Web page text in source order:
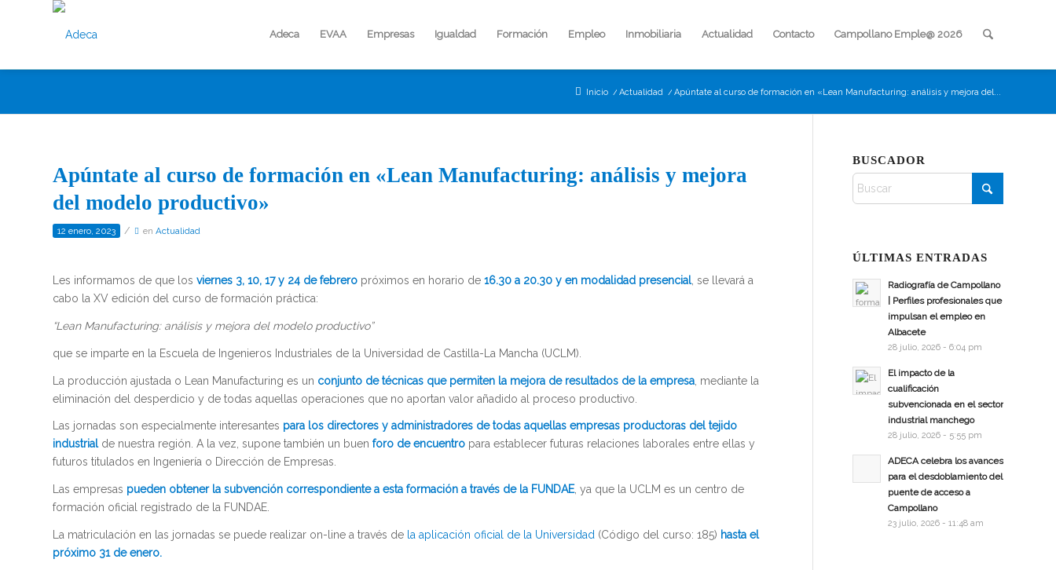
Adeca EVAA Empresas Igualdad Formación Empleo Inmobiliaria Actualidad Contacto Campollano Emple@ 2026
Inicio / Actualidad / Apúntate al curso de formación en «Lean Manufacturing: análisis y mejora del...
Apúntate al curso de formación en «Lean Manufacturing: análisis y mejora
del modelo productivo»
12 enero, 2023 / en Actualidad
Les informamos de que los viernes 3, 10, 17 y 24 de febrero próximos en horario de 16.30 a 20.30 y en modalidad presencial, se llevará a
cabo la XV edición del curso de formación práctica:
“Lean Manufacturing: análisis y mejora del modelo productivo”
que se imparte en la Escuela de Ingenieros Industriales de la Universidad de Castilla-La Mancha (UCLM).
La producción ajustada o Lean Manufacturing es un conjunto de técnicas que permiten la mejora de resultados de la empresa , mediante la
eliminación del desperdicio y de todas aquellas operaciones que no aportan valor añadido al proceso productivo.
Las jornadas son especialmente interesantes para los directores y administradores de todas aquellas empresas productoras del tejido
industrialde nuestra región. A la vez, supone también un buen foro de encuentro para establecer futuras relaciones laborales entre ellas y
futuros titulados en Ingeniería o Dirección de Empresas.
Las empresas pueden obtener la subvención correspondiente a esta formación a través de la FUNDAE, ya que la UCLM es un centro de
formación oficial registrado de la FUNDAE.
La matriculación en las jornadas se puede realizar on-line a través de la aplicación oficial de la Universidad (Código del curso: 185) hasta el
próximo 31 de enero.
BUSCADOR
ÚLTIMAS ENTRADAS
Radiografía de Campollano
| Perfiles profesionales que
impulsan el empleo en
Albacete
28 julio, 2026 - 6:04 pm
El impacto de la
cualificación
subvencionada en el sector
industrial manchego
28 julio, 2026 - 5:55 pm
ADECA celebra los avances
para el desdoblamiento del
puente de acceso a
Campollano
23 julio, 2026 - 11:48 am